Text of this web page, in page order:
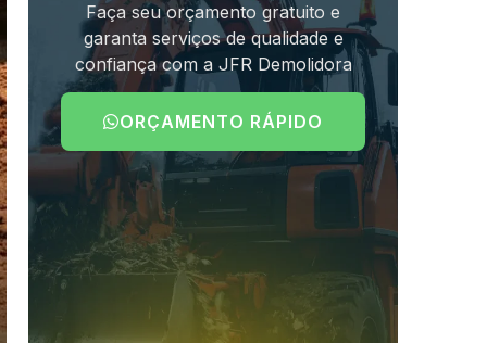
Faça seu orçamento gratuito e
garanta serviços de qualidade e
confiança com a JFR Demolidora
ORÇAMENTO RÁPIDO